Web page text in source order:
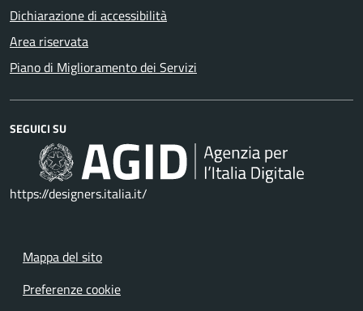
Dichiarazione di accessibilità
Area riservata
Piano di Miglioramento dei Servizi
SEGUICI SU
https://designers.italia.it/
Mappa del sito
Preferenze cookie